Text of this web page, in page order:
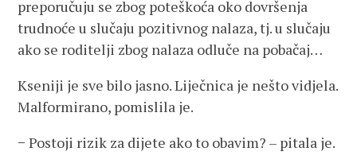
preporučuju se zbog poteškoća oko dovršenja
trudnoće u slučaju pozitivnog nalaza, tj. u slučaju
ako se roditelji zbog nalaza odluče na pobačaj…
Kseniji je sve bilo jasno. Liječnica je nešto vidjela.
Malformirano, pomislila je.
− Postoji rizik za dijete ako to obavim? – pitala je.